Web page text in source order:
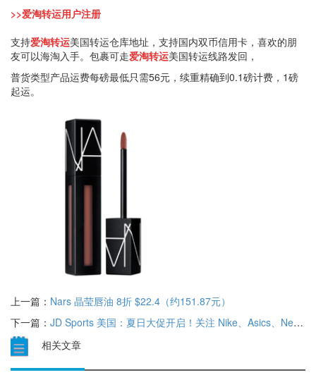
>>爱淘转运用户注册
支持爱淘转运美国转运仓库地址，支持国内双币信用卡，喜欢的朋
友可以海淘入手。包裹可走爱淘转运美国转运线路发回，
普货类型产品运费每磅最低只需56元，续重精确到0.1磅计费，1磅
起运。
上一篇： Nars 晶莹唇油 8折 $22.4（约151.87元）
下一篇： JD Sports 美国：夏日大促开启！关注 Nike、Asics、New Balance 等 低至5折+折扣区精选额外7.5折
相关文章